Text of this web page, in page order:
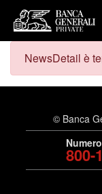
NewsDetail è
© Banca
800-